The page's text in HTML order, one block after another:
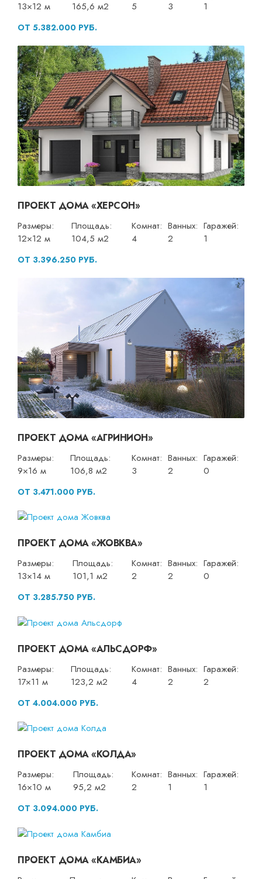
13×12 м
165,6 м2
5
3
1
ОТ 5.382.000 РУБ.
ПРОЕКТ ДОМА «ХЕРСОН»
Размеры:
12×12 м
Площадь:
104,5 м2
Комнат:
4
Ванных:
2
Гаражей:
1
ОТ 3.396.250 РУБ.
ПРОЕКТ ДОМА «АГРИНИОН»
Размеры:
9×16 м
Площадь:
106,8 м2
Комнат:
3
Ванных:
2
Гаражей:
0
ОТ 3.471.000 РУБ.
ПРОЕКТ ДОМА «ЖОВКВА»
Размеры:
13×14 м
Площадь:
101,1 м2
Комнат:
2
Ванных:
2
Гаражей:
0
ОТ 3.285.750 РУБ.
ПРОЕКТ ДОМА «АЛЬСДОРФ»
Размеры:
17×11 м
Площадь:
123,2 м2
Комнат:
4
Ванных:
2
Гаражей:
2
ОТ 4.004.000 РУБ.
ПРОЕКТ ДОМА «КОЛДА»
Размеры:
16×10 м
Площадь:
95,2 м2
Комнат:
2
Ванных:
1
Гаражей:
1
ОТ 3.094.000 РУБ.
ПРОЕКТ ДОМА «КАМБИА»